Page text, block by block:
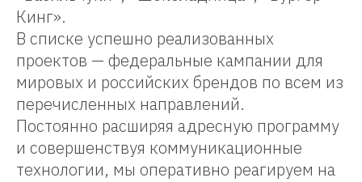
Кинг».
В списке успешно реализованных
проектов — федеральные кампании для
мировых и российских брендов по всем из
перечисленных направлений.
Постоянно расширяя адресную программу
и совершенствуя коммуникационные
технологии, мы оперативно реагируем на